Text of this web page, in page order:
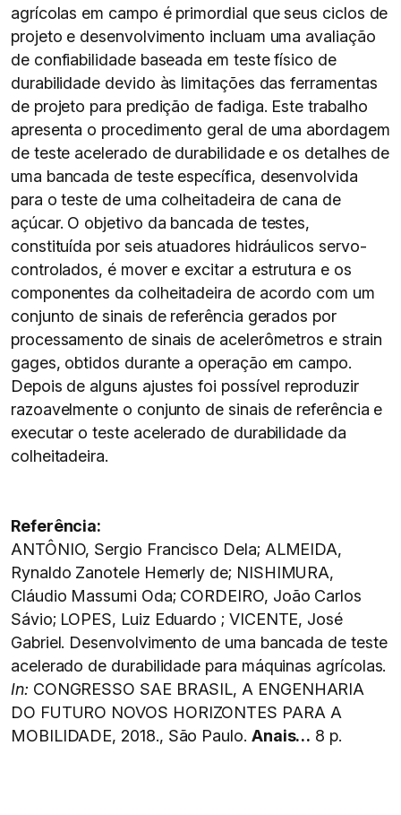
agrícolas em campo é primordial que seus ciclos de
projeto e desenvolvimento incluam uma avaliação
de confiabilidade baseada em teste físico de
durabilidade devido às limitações das ferramentas
de projeto para predição de fadiga. Este trabalho
apresenta o procedimento geral de uma abordagem
de teste acelerado de durabilidade e os detalhes de
uma bancada de teste específica, desenvolvida
para o teste de uma colheitadeira de cana de
açúcar. O objetivo da bancada de testes,
constituída por seis atuadores hidráulicos servo-
controlados, é mover e excitar a estrutura e os
componentes da colheitadeira de acordo com um
conjunto de sinais de referência gerados por
processamento de sinais de acelerômetros e strain
gages, obtidos durante a operação em campo.
Depois de alguns ajustes foi possível reproduzir
razoavelmente o conjunto de sinais de referência e
executar o teste acelerado de durabilidade da
colheitadeira.
Referência:
ANTÔNIO, Sergio Francisco Dela; ALMEIDA,
Rynaldo Zanotele Hemerly de; NISHIMURA,
Cláudio Massumi Oda; CORDEIRO, João Carlos
Sávio; LOPES, Luiz Eduardo ; VICENTE, José
Gabriel. Desenvolvimento de uma bancada de teste
acelerado de durabilidade para máquinas agrícolas.
In: CONGRESSO SAE BRASIL, A ENGENHARIA
DO FUTURO NOVOS HORIZONTES PARA A
MOBILIDADE, 2018., São Paulo. Anais… 8 p.